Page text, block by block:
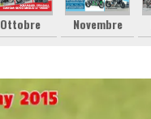
Ottobre Novembre